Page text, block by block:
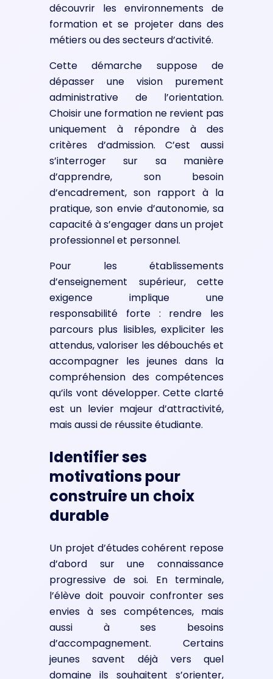
découvrir les environnements de
formation et se projeter dans des
métiers ou des secteurs d’activité.
Cette démarche suppose de
dépasser une vision purement
administrative de l’orientation.
Choisir une formation ne revient pas
uniquement à répondre à des
critères d’admission. C’est aussi
s’interroger sur sa manière
d’apprendre, son besoin
d’encadrement, son rapport à la
pratique, son envie d’autonomie, sa
capacité à s’engager dans un projet
professionnel et personnel.
Pour les établissements
d’enseignement supérieur, cette
exigence implique une
responsabilité forte : rendre les
parcours plus lisibles, expliciter les
attendus, valoriser les débouchés et
accompagner les jeunes dans la
compréhension des compétences
qu’ils vont développer. Cette clarté
est un levier majeur d’attractivité,
mais aussi de réussite étudiante.
Identifier ses
motivations pour
construire un choix
durable
Un projet d’études cohérent repose
d’abord sur une connaissance
progressive de soi. En terminale,
l’élève doit pouvoir confronter ses
envies à ses compétences, mais
aussi à ses besoins
d’accompagnement. Certains
jeunes savent déjà vers quel
domaine ils souhaitent s’orienter,